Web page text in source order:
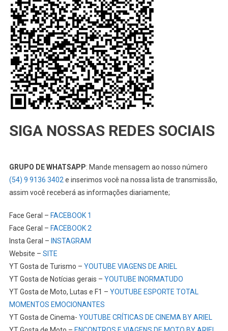
SIGA NOSSAS REDES SOCIAIS
GRUPO DE WHATSAPP: Mande mensagem ao nosso número
(54) 9 9136 3402 e inserimos você na nossa lista de transmissão,
assim você receberá as informações diariamente;
Face Geral – FACEBOOK 1
Face Geral – FACEBOOK 2
Insta Geral – INSTAGRAM
Website – SITE
YT Gosta de Turismo – YOUTUBE VIAGENS DE ARIEL
YT Gosta de Notícias gerais – YOUTUBE INORMATUDO
YT Gosta de Moto, Lutas e F1 – YOUTUBE ESPORTE TOTAL
MOMENTOS EMOCIONANTES
YT Gosta de Cinema- YOUTUBE CRÍTICAS DE CINEMA BY ARIEL